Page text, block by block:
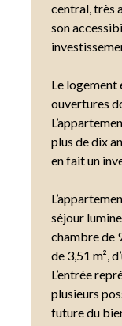
central, très
son
Le logement
ouvertures
plus de dix
en fait un
séjour
chambre de
de 3,51 m²,
L’entrée
plusieurs
future du